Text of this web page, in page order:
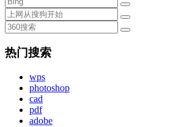
热门搜索
wps
photoshop
cad
pdf
adobe